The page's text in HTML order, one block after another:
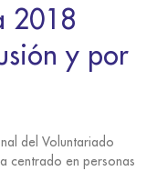
2018
y por
del Voluntariado
centrado en personas